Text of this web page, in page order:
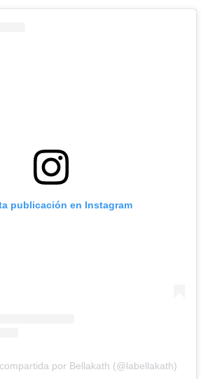
publicación en Instagram
por Bellakath (@labellakath)